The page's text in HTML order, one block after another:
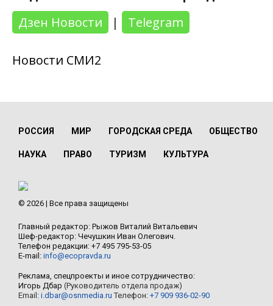
Дзен Новости
| Telegram
Новости СМИ2
РОССИЯ МИР ГОРОДСКАЯ СРЕДА ОБЩЕСТВО
НАУКА ПРАВО ТУРИЗМ КУЛЬТУРА
© 2026 | Все права защищены
Главный редактор: Рыжов Виталий Витальевич
Шеф-редактор: Чечушкин Иван Олегович.
Телефон редакции: +7 495 795-53-05
E-mail: info@ecopravda.ru
Реклама, спецпроекты и иное сотрудничество:
Игорь Дбар (Руководитель отдела продаж)
Email: i.dbar@osnmedia.ru Телефон: +7 909 936-02-90